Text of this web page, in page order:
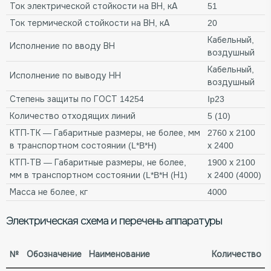
Ток электрической стойкости на ВН, кА
51
Ток термической стойкости на ВН, кА
20
Исполнение по вводу ВН
Кабельный,
воздушный
Исполнение по выводу НН
Кабельный,
воздушный
Степень защиты по ГОСТ 14254
Ip23
Количество отходящих линий
5 (10)
КТП-ТК — Габаритные размеры, не более, мм
в транспортном состоянии (L*B*H)
2760 х 2100
х 2400
КТП-ТВ — Габаритные размеры, не более,
мм в транспортном состоянии (L*B*H (Н1)
1900 х 2100
х 2400 (4000)
Масса не более, кг
4000
Электрическая схема и перечень аппаратуры
№ Обозначение Наименование Количество